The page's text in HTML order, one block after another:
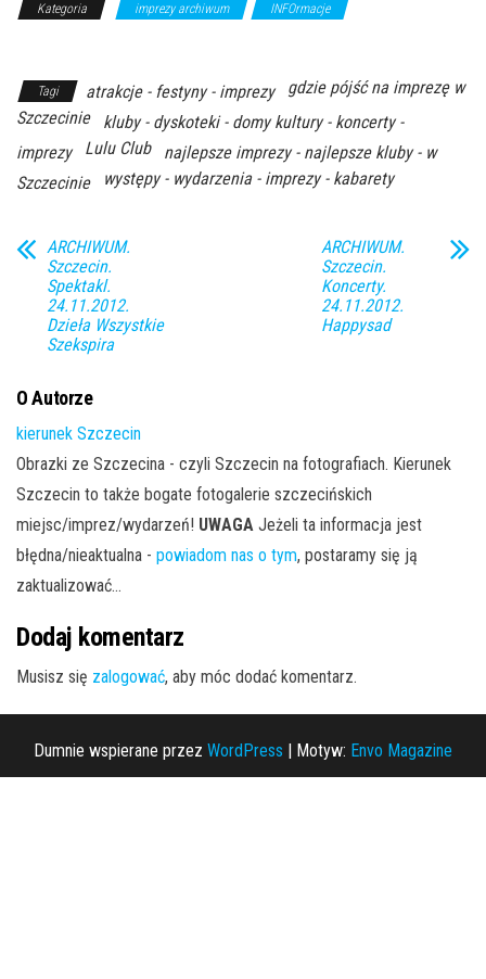
Kategoria imprezy archiwum INFOrmacje
Tagi atrakcje - festyny - imprezy
gdzie pójść na imprezę w
Szczecinie
kluby - dyskoteki - domy kultury - koncerty -
imprezy
Lulu Club
najlepsze imprezy - najlepsze kluby - w
Szczecinie
występy - wydarzenia - imprezy - kabarety
ARCHIWUM.
Szczecin.
Spektakl.
24.11.2012.
Dzieła Wszystkie
Szekspira
ARCHIWUM.
Szczecin.
Koncerty.
24.11.2012.
Happysad
O Autorze
kierunek Szczecin
Obrazki ze Szczecina - czyli Szczecin na fotografiach. Kierunek
Szczecin to także bogate fotogalerie szczecińskich
miejsc/imprez/wydarzeń! UWAGA Jeżeli ta informacja jest
błędna/nieaktualna - powiadom nas o tym, postaramy się ją
zaktualizować...
Dodaj komentarz
Musisz się zalogować, aby móc dodać komentarz.
Dumnie wspierane przez WordPress | Motyw: Envo Magazine